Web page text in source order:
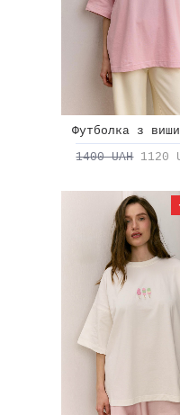
Футболка з
1400 UAH 1120